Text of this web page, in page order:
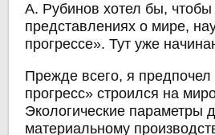
А. Рубинов хотел бы,
представлениях о мире,
прогрессе». Тут уже
Прежде всего, я
прогресс» строился на
Экологические параметры
материальному